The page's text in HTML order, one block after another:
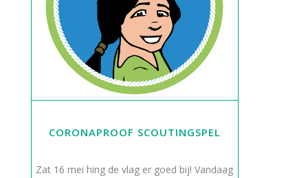
CORONAPROOF SCOUTINGSPEL
Zat 16 mei hing de vlag er goed bij! Vandaag